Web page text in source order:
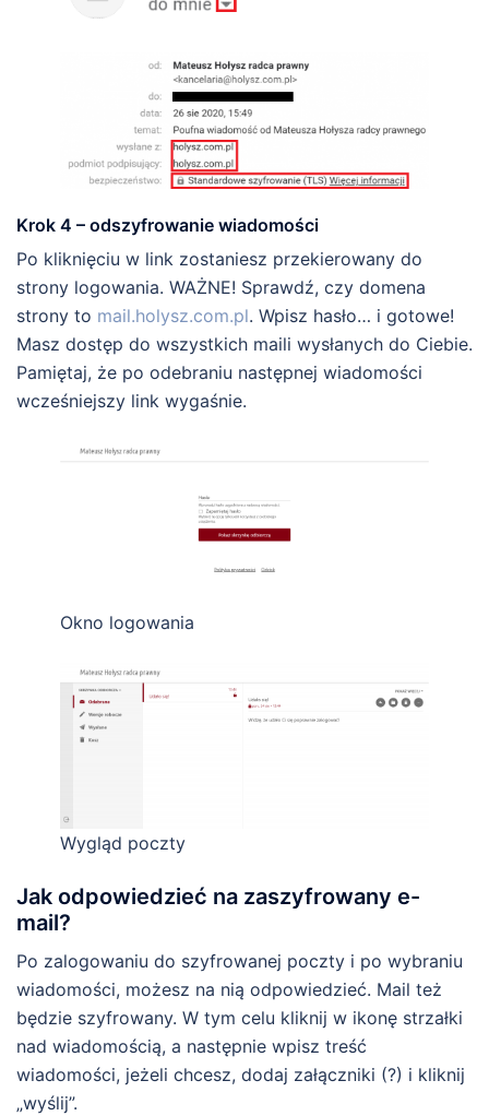
Krok 4 – odszyfrowanie wiadomości
Po kliknięciu w link zostaniesz przekierowany do
strony logowania. WAŻNE! Sprawdź, czy domena
strony to mail.holysz.com.pl. Wpisz hasło… i gotowe!
Masz dostęp do wszystkich maili wysłanych do Ciebie.
Pamiętaj, że po odebraniu następnej wiadomości
wcześniejszy link wygaśnie.
Okno logowania
Wygląd poczty
Jak odpowiedzieć na zaszyfrowany e-
mail?
Po zalogowaniu do szyfrowanej poczty i po wybraniu
wiadomości, możesz na nią odpowiedzieć. Mail też
będzie szyfrowany. W tym celu kliknij w ikonę strzałki
nad wiadomością, a następnie wpisz treść
wiadomości, jeżeli chcesz, dodaj załączniki (?) i kliknij
„wyślij”.